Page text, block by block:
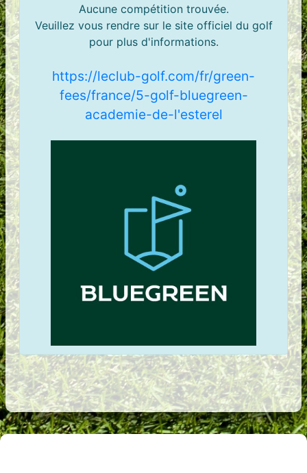
Aucune compétition trouvée.
Veuillez vous rendre sur le site officiel du golf
pour plus d'informations.
https://leclub-golf.com/fr/green-
fees/france/5-golf-bluegreen-
academie-de-l'esterel